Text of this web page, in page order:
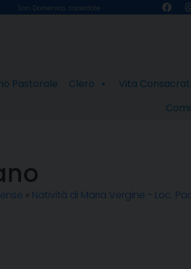
San Domenico, sacerdote
Pastorale Clero Vita
» Natività di Maria Vergine - Loc.